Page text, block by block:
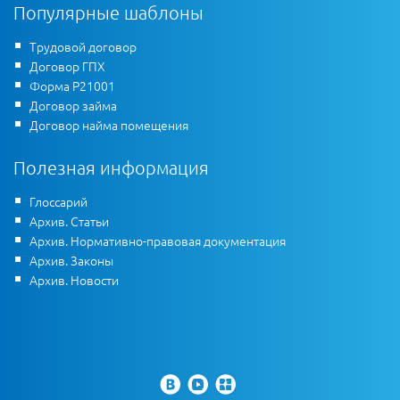
Популярные шаблоны
Трудовой договор
Договор ГПХ
Форма Р21001
Договор займа
Договор найма помещения
Полезная информация
Глоссарий
Архив. Статьи
Архив. Нормативно-правовая документация
Архив. Законы
Архив. Новости